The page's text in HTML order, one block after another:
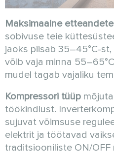
Maksimaalne
sobivuse teie
jaoks piisab 35–45°C-
võib vaja minna
mudel tagab vajaliku
Kompressori tüüp
töökindlust.
sujuvat võimsuse
elektrit ja töötavad
traditsiooniliste ON/OFF